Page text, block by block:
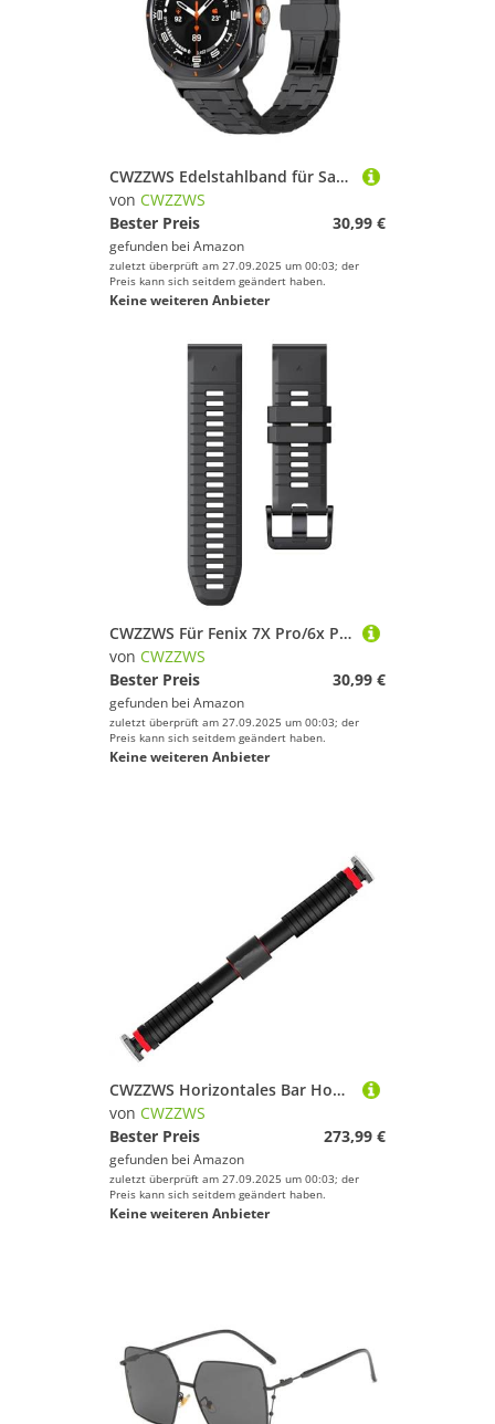
CWZZWS Edelstahlband für Samsung Watch Ultra 47mm Gurt Metall Butterfly Schnalle Business Armband für Uhr Ultra Watchbänder
von CWZZWS
Bester Preis
30,99 €
gefunden bei Amazon
zuletzt überprüft am 27.09.2025 um 00:03; der
Preis kann sich seitdem geändert haben.
Keine weiteren Anbieter
CWZZWS Für Fenix 7X Pro/6x Pro -Band für Fenix 6X -Gurt Fenix 7X Band 26mm Breite Fenix 5X Plus -Armband für Abstammung MK2i/Tactix Delta/Tactix 7 Pro/Tactix 7 Soft Silicon Uhrenbänder
von CWZZWS
Bester Preis
30,99 €
gefunden bei Amazon
zuletzt überprüft am 27.09.2025 um 00:03; der
Preis kann sich seitdem geändert haben.
Keine weiteren Anbieter
CWZZWS Horizontales Bar Home Pull-up Device Haushalt Innenhilfswand Körperfreier Stanzfitnessgeräte
von CWZZWS
Bester Preis
273,99 €
gefunden bei Amazon
zuletzt überprüft am 27.09.2025 um 00:03; der
Preis kann sich seitdem geändert haben.
Keine weiteren Anbieter